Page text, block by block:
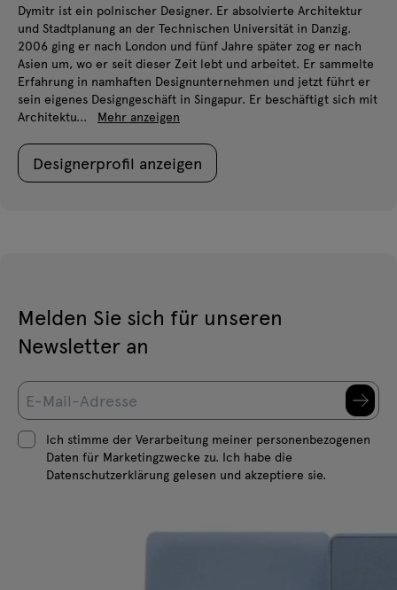
Dymitr ist ein polnischer Designer. Er absolvierte Architektur
und Stadtplanung an der Technischen Universität in Danzig.
2006 ging er nach London und fünf Jahre später zog er nach
Asien um, wo er seit dieser Zeit lebt und arbeitet. Er sammelte
Erfahrung in namhaften Designunternehmen und jetzt führt er
sein eigenes Designgeschäft in Singapur. Er beschäftigt sich mit
Architektu...
Mehr anzeigen
Designerprofil anzeigen
Melden Sie sich für unseren
Newsletter an
Ich stimme der Verarbeitung meiner personenbezogenen
Daten für Marketingzwecke zu. Ich habe die
Datenschutzerklärung gelesen und akzeptiere sie.